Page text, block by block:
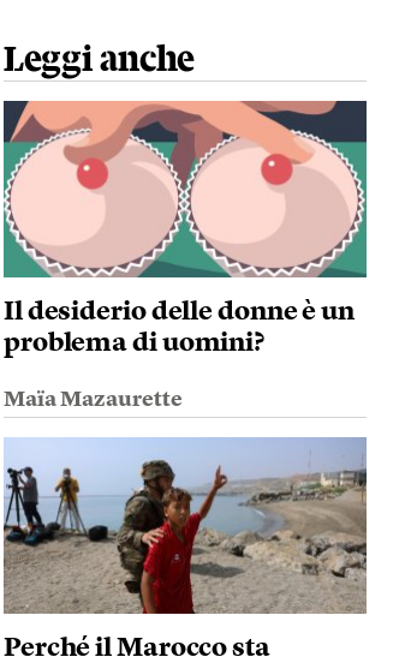
Leggi anche
Il desiderio delle donne è un
problema di uomini?
Maïa Mazaurette
Perché il Marocco sta